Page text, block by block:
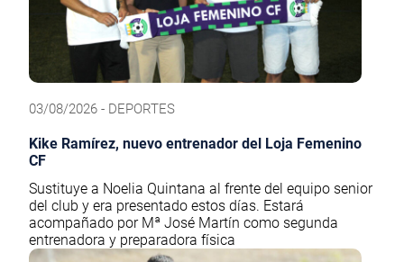
03/08/2026 - DEPORTES
Kike Ramírez, nuevo entrenador del Loja Femenino
CF
Sustituye a Noelia Quintana al frente del equipo senior
del club y era presentado estos días. Estará
acompañado por Mª José Martín como segunda
entrenadora y preparadora física